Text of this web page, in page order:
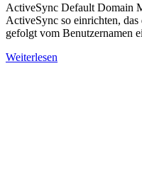
ActiveSync Default Domain
ActiveSync so einrichten,
gefolgt vom Benutzernamen
Weiterlesen